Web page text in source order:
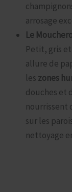
arrosage
Le
Petit, gris
allure de
les zones
douches et
nourrissent
sur les
nettoyage